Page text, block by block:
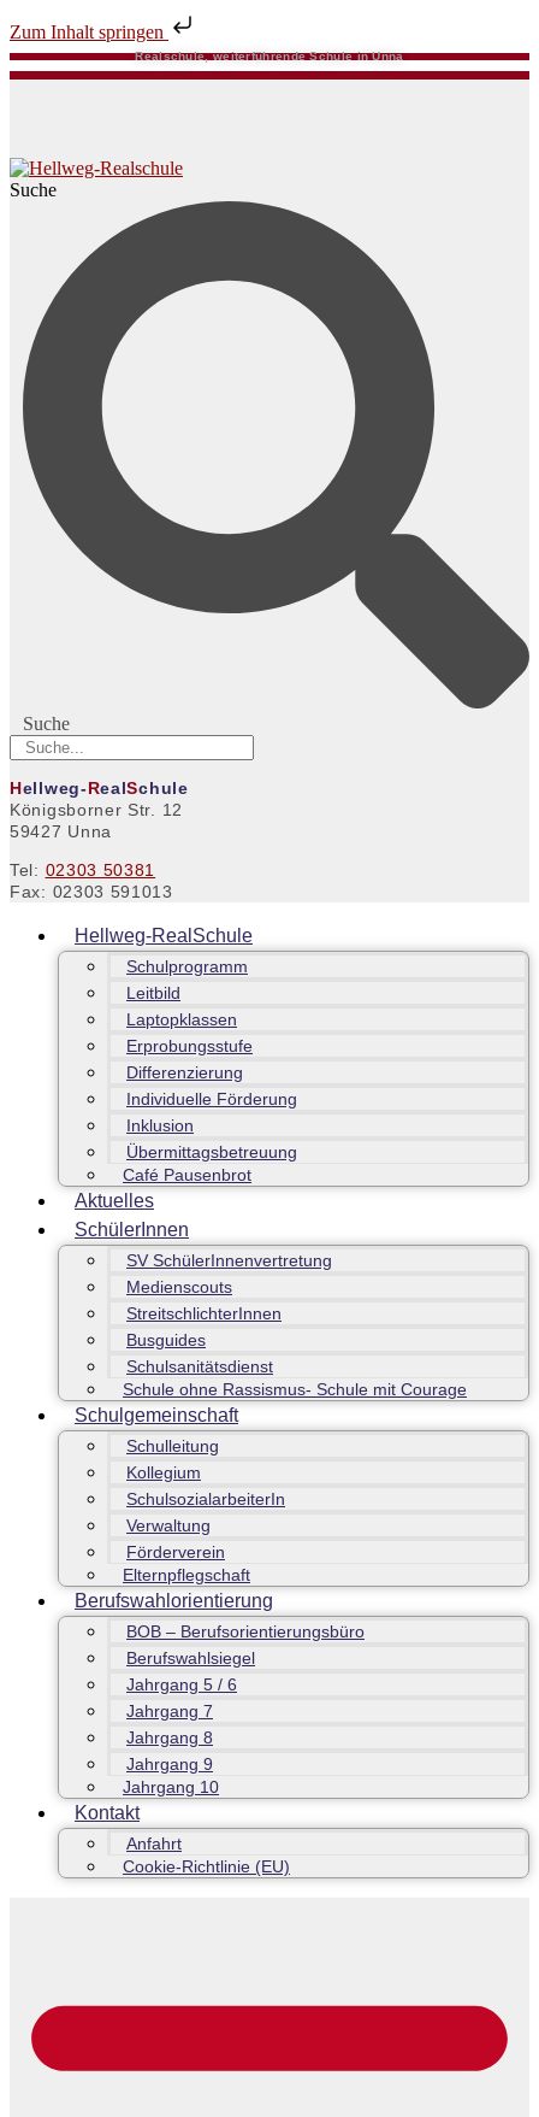
Zum Inhalt springen
Realschule, weiterführende Schule in Unna
Suche
Suche
Hellweg-RealSchule
Königsborner Str. 12
59427 Unna
Tel: 02303 50381
Fax: 02303 591013
Hellweg-RealSchule
Schulprogramm
Leitbild
Laptopklassen
Erprobungsstufe
Differenzierung
Individuelle Förderung
Inklusion
Übermittagsbetreuung
Café Pausenbrot
Aktuelles
SchülerInnen
SV SchülerInnenvertretung
Medienscouts
StreitschlichterInnen
Busguides
Schulsanitätsdienst
Schule ohne Rassismus- Schule mit Courage
Schulgemeinschaft
Schulleitung
Kollegium
SchulsozialarbeiterIn
Verwaltung
Förderverein
Elternpflegschaft
Berufswahlorientierung
BOB – Berufsorientierungsbüro
Berufswahlsiegel
Jahrgang 5 / 6
Jahrgang 7
Jahrgang 8
Jahrgang 9
Jahrgang 10
Kontakt
Anfahrt
Cookie-Richtlinie (EU)